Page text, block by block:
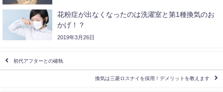
花粉症が出なくなったのは洗濯室と第1種換気のお
かげ！？
2019年3月26日
初代アフターとの確執
換気は三菱ロスナイを採用！デメリットを教えます